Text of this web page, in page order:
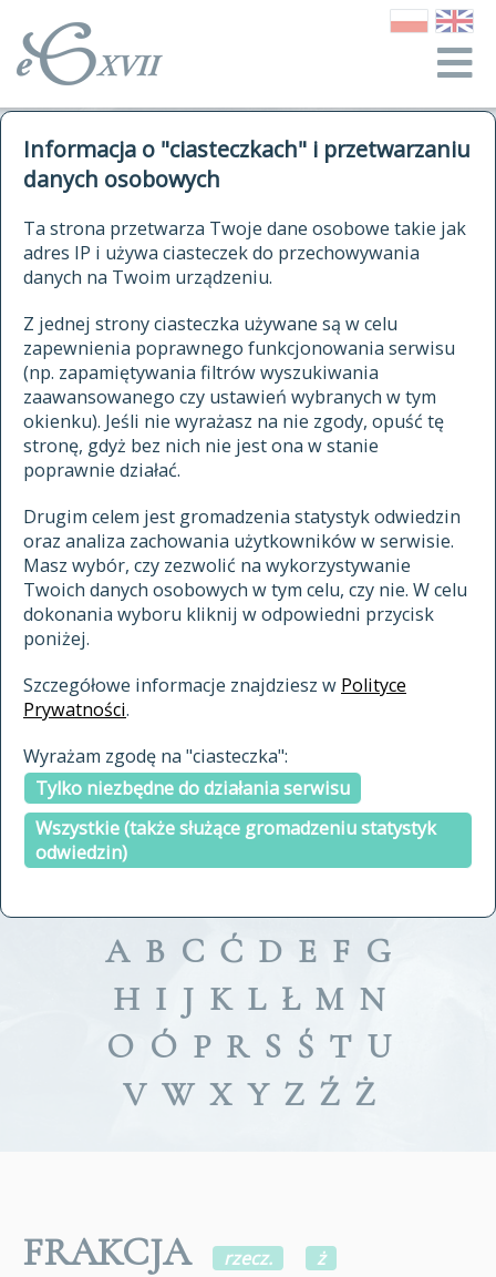
Informacja o "ciasteczkach" i przetwarzaniu
danych osobowych
Ta strona przetwarza Twoje dane osobowe takie jak
adres IP i używa ciasteczek do przechowywania
danych na Twoim urządzeniu.
Z jednej strony ciasteczka używane są w celu
zapewnienia poprawnego funkcjonowania serwisu
(np. zapamiętywania filtrów wyszukiwania
zaawansowanego czy ustawień wybranych w tym
okienku). Jeśli nie wyrażasz na nie zgody, opuść tę
stronę, gdyż bez nich nie jest ona w stanie
poprawnie działać.
Drugim celem jest gromadzenia statystyk odwiedzin
oraz analiza zachowania użytkowników w serwisie.
Masz wybór, czy zezwolić na wykorzystywanie
Twoich danych osobowych w tym celu, czy nie. W celu
dokonania wyboru kliknij w odpowiedni przycisk
poniżej.
Szczegółowe informacje znajdziesz w Polityce
Prywatności.
Wyrażam zgodę na "ciasteczka":
Tylko niezbędne do działania serwisu
Wszystkie (także służące gromadzeniu statystyk
odwiedzin)
autorzy Słownika
historia
publikacje
źródła
autorzy tekstów źródłowych
zasady opracowania
statystyki
najnowsze hasła
ostatnio zmodyfikowane hasła
materiały archiwalne
cytowanie
kontakt
kwerendy
jak cytować Słownik
ELEKTRONICZNY SŁOWNIK
JĘZYKA POLSKIEGO
XVII I XVIII WIEKU
znajdź hasła
zaczynające się od
indeksie
a fronte
a tergo
A B C Ć D E F G
H I J K L Ł M N
O Ó P R S Ś T U
V W X Y Z Ź Ż
FRAKCJA rzecz.
ż